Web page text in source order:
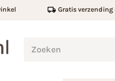
Gratis verzending